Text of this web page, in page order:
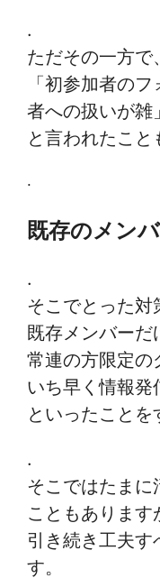
.
ただその一方で
「初参加者の
者への扱いが雑」
と言われたこと
.
既存のメン
.
そこでとった対
既存メンバーだ
常連の方限定の
いち早く情報発
といったことを
.
そこではたまに
こともあります
引き続き工夫す
す。